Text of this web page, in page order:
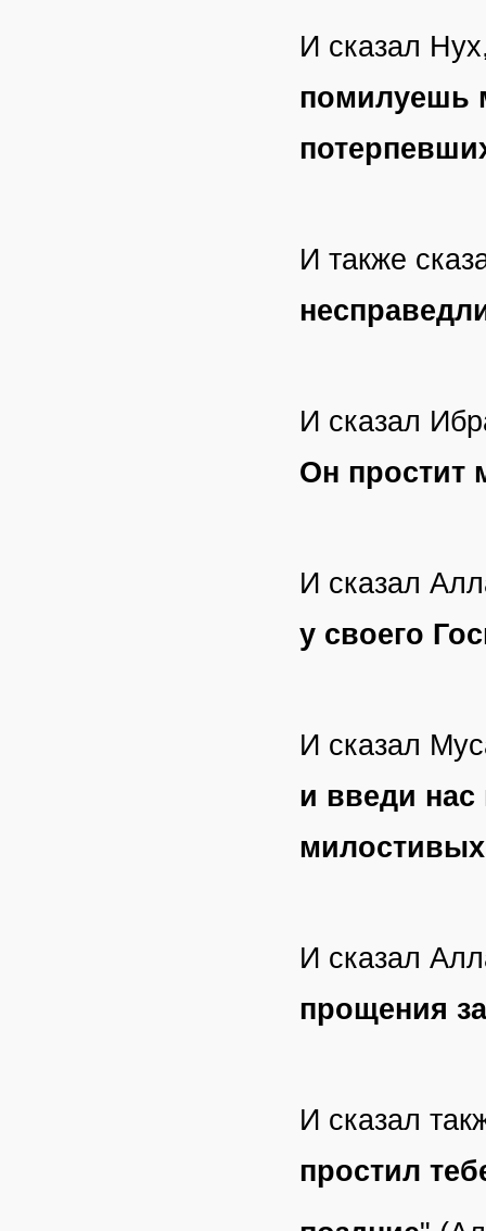
И сказал
помилуешь
И также
И сказал
Он простит
И сказал
у своего
И сказал
и введи
милостивых
И сказал
прощения
И сказал
простил